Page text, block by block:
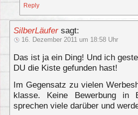
Reply
SilberLäufer sagt:
16. Dezember 2011 um 18:58 Uhr
Das ist ja ein Ding! Und ich
DU die Kiste gefunden hast!
Im Gegensatz zu vielen
klasse. Keine Bewerbung in
sprechen viele darüber und